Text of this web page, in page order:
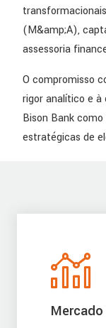
(M&amp;A),
assessoria
O compromisso
rigor analítico e à
Bison Bank
estratégicas de